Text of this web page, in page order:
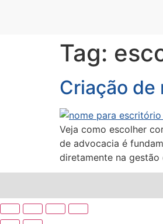
Tag:
Criação de
Veja como escolher
de advocacia é
diretamente na